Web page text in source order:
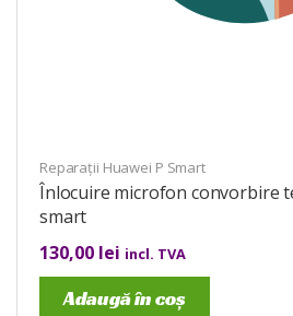
Reparații Huawei P Smart
Înlocuire microfon convorbire
smart
130,00 lei incl. TVA
Adaugă în coș